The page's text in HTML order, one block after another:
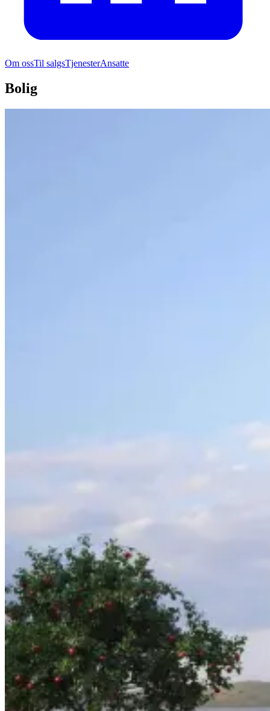
Om ossTil salgsTjenesterAnsatte
Bolig